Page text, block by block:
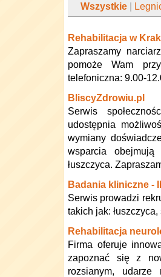
Wszystkie |
Rehabilitacja w
Zapraszamy
pomoże Wam
telefoniczna: 9.00-
BliscyZdrowiu.pl
Serwis
udostępnia
wymiany
wsparcia
łuszczyca.
Badania kliniczne -
Serwis prowadzi
takich jak:
Rehabilitacja
Firma oferuje
zapoznać się z
rozsianym, udarze